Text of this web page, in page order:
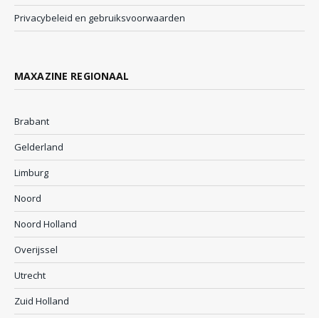
Privacybeleid en gebruiksvoorwaarden
MAXAZINE REGIONAAL
Brabant
Gelderland
Limburg
Noord
Noord Holland
Overijssel
Utrecht
Zuid Holland